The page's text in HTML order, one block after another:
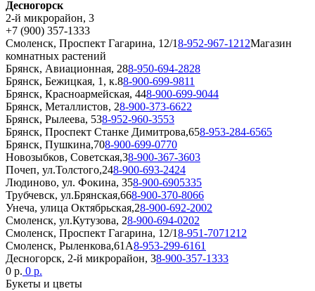
Десногорск
2-й микрорайон, 3
+7 (900) 357-1333
Смоленск, Проспект Гагарина, 12/18-952-967-1212Магазин
комнатных растений
Брянск, Авиационная, 288-950-694-2828
Брянск, Бежицкая, 1, к.88-900-699-9811
Брянск, Красноармейская, 448-900-699-9044
Брянск, Металлистов, 28-900-373-6622
Брянск, Рылеева, 538-952-960-3553
Брянск, Проспект Станке Димитрова,658-953-284-6565
Брянск, Пушкина,708-900-699-0770
Новозыбков, Советская,38-900-367-3603
Почеп, ул.Толстого,248-900-693-2424
Людиново, ул. Фокина, 358-900-6905335
Трубчевск, ул.Брянская,668-900-370-8066
Унеча, улица Октябрьская,28-900-692-2002
Смоленск, ул.Кутузова, 28-900-694-0202
Смоленск, Проспект Гагарина, 12/18-951-7071212
Смоленск, Рыленкова,61А8-953-299-6161
Десногорск, 2-й микрорайон, 38-900-357-1333
0 р. 0 р.
Букеты и цветы